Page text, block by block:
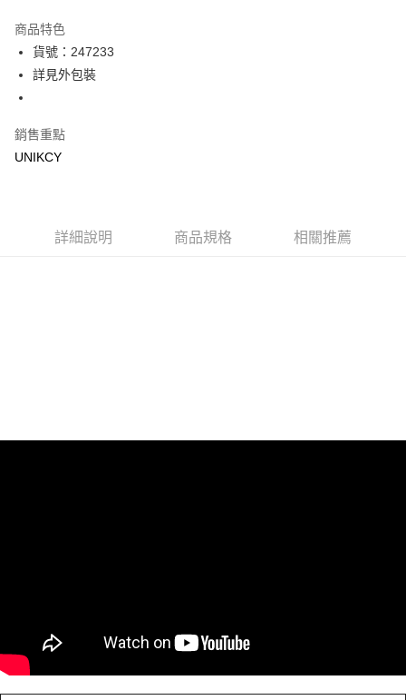
LINE Pay
Apple Pay
商品特色
貨號：247233
詳見外包裝
銷售重點
UNIKCY
詳細說明 商品規格 相關推薦